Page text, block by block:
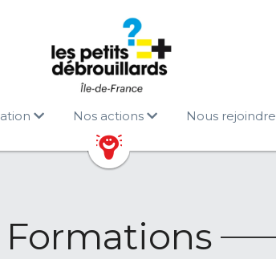
Nos actions Nous rejoindre
Formations